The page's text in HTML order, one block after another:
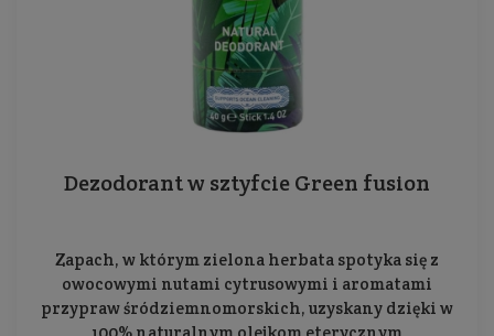
Dezodorant w sztyfcie Green fusion
Zapach, w którym zielona herbata spotyka się z
owocowymi nutami cytrusowymi i aromatami
przypraw śródziemnomorskich, uzyskany dzięki w